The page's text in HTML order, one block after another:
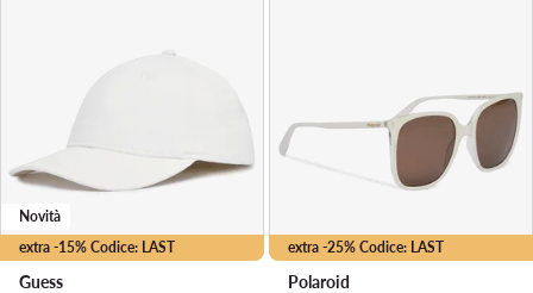
extra -15% Codice: LAST
Novità
Guess
extra -25% Codice: LAST
Polaroid